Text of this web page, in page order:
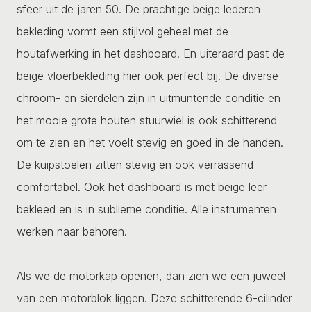
sfeer uit de jaren 50. De prachtige beige lederen
bekleding vormt een stijlvol geheel met de
houtafwerking in het dashboard. En uiteraard past de
beige vloerbekleding hier ook perfect bij. De diverse
chroom- en sierdelen zijn in uitmuntende conditie en
het mooie grote houten stuurwiel is ook schitterend
om te zien en het voelt stevig en goed in de handen.
De kuipstoelen zitten stevig en ook verrassend
comfortabel. Ook het dashboard is met beige leer
bekleed en is in sublieme conditie. Alle instrumenten
werken naar behoren.
Als we de motorkap openen, dan zien we een juweel
van een motorblok liggen. Deze schitterende 6-cilinder